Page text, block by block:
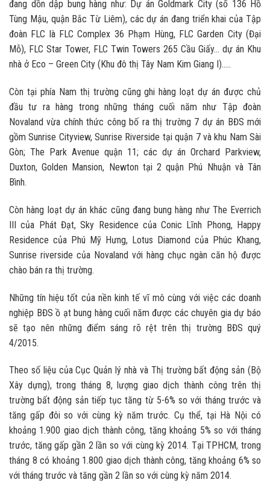
đang dồn dập bung hàng như: Dự án Goldmark City (số 136 Hồ
Tùng Mậu, quận Bắc Từ Liêm), các dự án đang triển khai của Tập
đoàn FLC là FLC Complex 36 Phạm Hùng, FLC Garden City (Đại
Mỗ), FLC Star Tower, FLC Twin Towers 265 Cầu Giấy… dự án Khu
nhà ở Eco – Green City (Khu đô thị Tây Nam Kim Giang I)…..
Còn tại phía Nam thị trường cũng ghi hàng loạt dự án được chủ
đầu tư ra hàng trong những tháng cuối năm như Tập đoàn
Novaland vừa chính thức công bố ra thị trường 7 dự án BĐS mới
gồm Sunrise Cityview, Sunrise Riverside tại quận 7 và khu Nam Sài
Gòn; The Park Avenue quận 11; các dự án Orchard Parkview,
Duxton, Golden Mansion, Newton tại 2 quận Phú Nhuận và Tân
Bình.
Còn hàng loạt dự án khác cũng đang bung hàng như The Everrich
III của Phát Đạt, Sky Residence của Conic Lĩnh Phong, Happy
Residence của Phú Mỹ Hưng, Lotus Diamond của Phúc Khang,
Sunrise riverside của Novaland với hàng chục ngàn căn hộ được
chào bán ra thị trường.
Những tín hiệu tốt của nền kinh tế vĩ mô cùng với việc các doanh
nghiệp BĐS ồ ạt bung hàng cuối năm được các chuyên gia dự báo
sẽ tạo nên những điểm sáng rõ rệt trên thị trường BĐS quý
4/2015.
Theo số liệu của Cục Quản lý nhà và Thị trường bất động sản (Bộ
Xây dựng), trong tháng 8, lượng giao dịch thành công trên thị
trường bất động sản tiếp tục tăng từ 5-6% so với tháng trước và
tăng gấp đôi so với cùng kỳ năm trước. Cụ thể, tại Hà Nội có
khoảng 1.900 giao dịch thành công, tăng khoảng 5% so với tháng
trước, tăng gấp gần 2 lần so với cùng kỳ 2014. Tại TPHCM, trong
tháng 8 có khoảng 1.800 giao dịch thành công, tăng khoảng 6% so
với tháng trước và tăng gần 2 lần so với cùng kỳ năm 2014.